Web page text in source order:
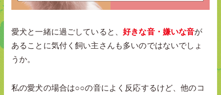
愛犬と一緒に過ごしていると、好きな音・嫌いな音が
あることに気付く飼い主さんも多いのではないでしょ
うか。
私の愛犬の場合は○○の音によく反応するけど、他のコ